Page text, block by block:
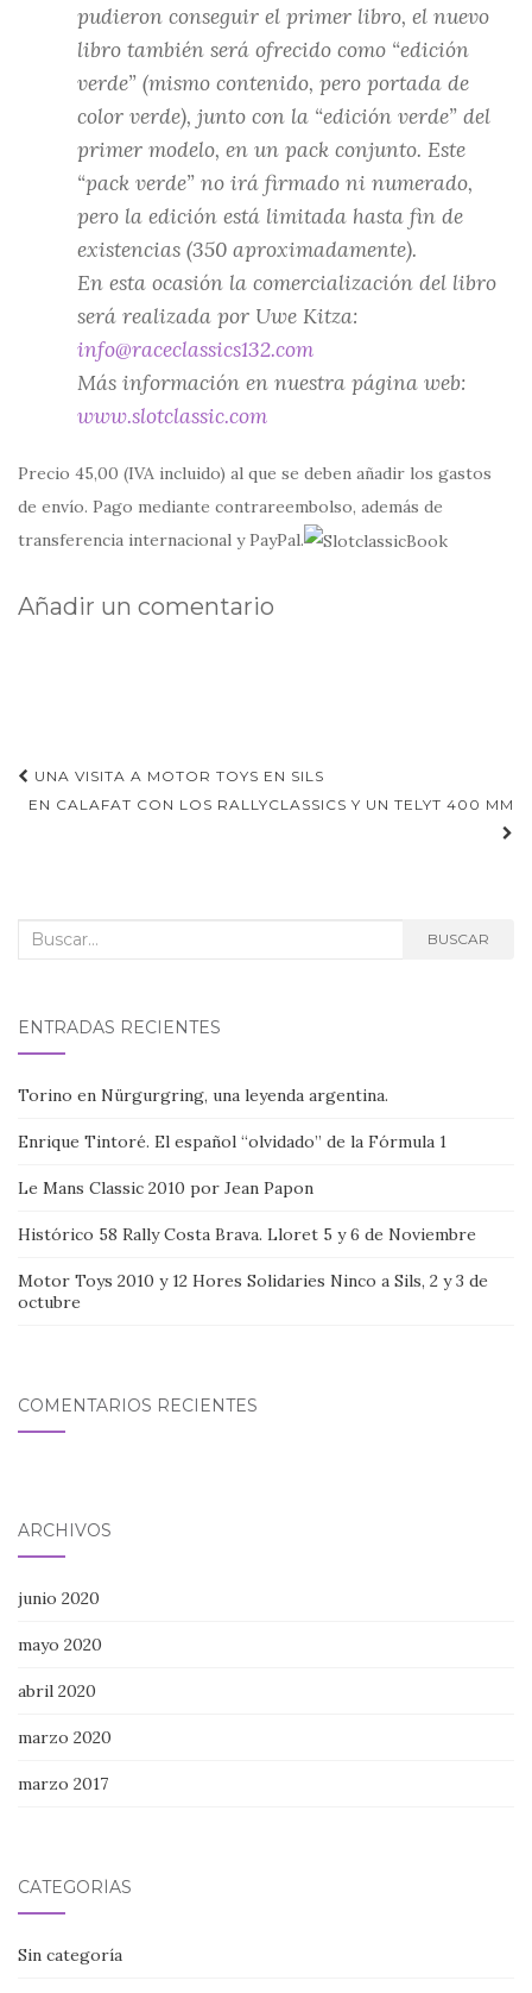
pudieron conseguir el primer libro, el nuevo
libro también será ofrecido como “edición
verde” (mismo contenido, pero portada de
color verde), junto con la “edición verde” del
primer modelo, en un pack conjunto. Este
“pack verde” no irá firmado ni numerado,
pero la edición está limitada hasta fin de
existencias (350 aproximadamente).
En esta ocasión la comercialización del libro
será realizada por Uwe Kitza:
info@raceclassics132.com
Más información en nuestra página web:
www.slotclassic.com
Precio 45,00 (IVA incluido) al que se deben añadir los gastos
de envío. Pago mediante contrareembolso, además de
transferencia internacional y PayPal.
Añadir un comentario
Navegación
de
UNA VISITA A MOTOR TOYS EN SILS
EN CALAFAT CON LOS RALLYCLASSICS Y UN TELYT 400 MM
Buscar: BUSCAR
ENTRADAS RECIENTES
Torino en Nürgurgring, una leyenda argentina.
Enrique Tintoré. El español “olvidado” de la Fórmula 1
Le Mans Classic 2010 por Jean Papon
Histórico 58 Rally Costa Brava. Lloret 5 y 6 de Noviembre
Motor Toys 2010 y 12 Hores Solidaries Ninco a Sils, 2 y 3 de
octubre
COMENTARIOS RECIENTES
ARCHIVOS
junio 2020
mayo 2020
abril 2020
marzo 2020
marzo 2017
CATEGORÍAS
Sin categoría